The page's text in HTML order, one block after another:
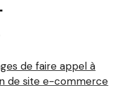
de faire appel à
de site e-commerce